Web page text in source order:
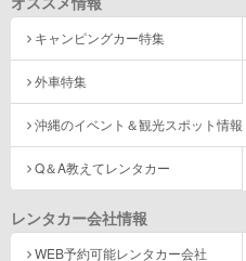
キャンピングカー特集
外車特集
沖縄のイベント＆観光スポット情報
Q＆A教えてレンタカー
レンタカー会社情報
WEB予約可能レンタカー会社